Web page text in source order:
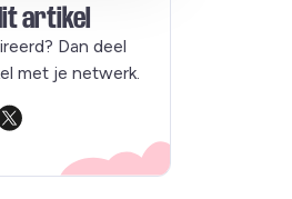
artikel
Dan deel
met je netwerk.